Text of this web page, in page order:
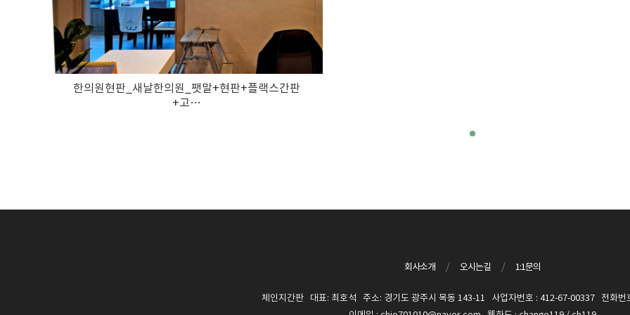
한의원현판_새날한의원_팻말+현판+플랙스간판
+고…
회사소개 / 오시는길 / 1:1문의
체인지간판 대표: 최호석 주소: 경기도 광주시 목동 143-11 사업자번호 : 412-67-00337 전화번